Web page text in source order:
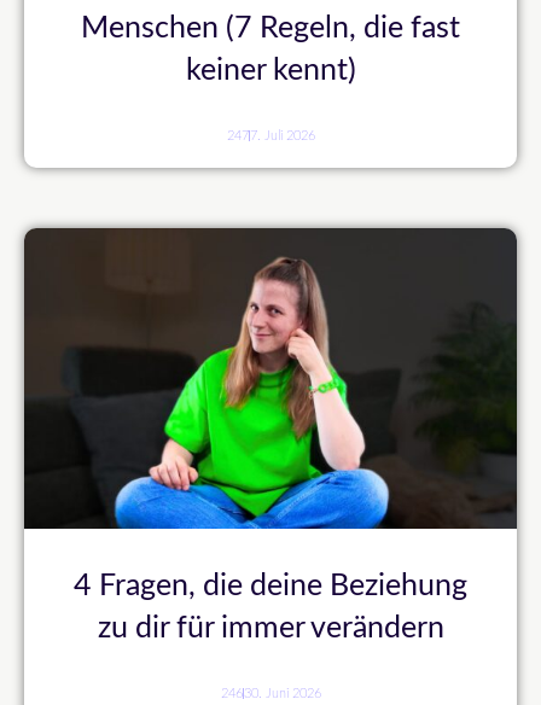
Menschen (7 Regeln, die fast
keiner kennt)
247 7. Juli 2026
4 Fragen, die deine Beziehung
zu dir für immer verändern
246 30. Juni 2026